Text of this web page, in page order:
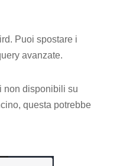
Puoi spostare i
avanzate.
non disponibili su
questa potrebbe